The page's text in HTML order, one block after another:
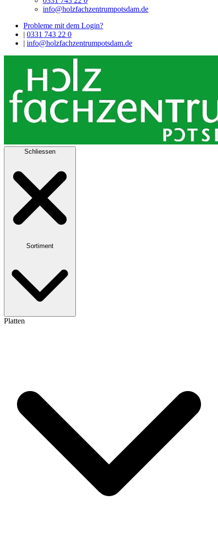
info@holzfachzentrumpotsdam.de
Probleme mit dem Login?
| 0331 743 22 0
| info@holzfachzentrumpotsdam.de
Schliessen
Sortiment
Platten